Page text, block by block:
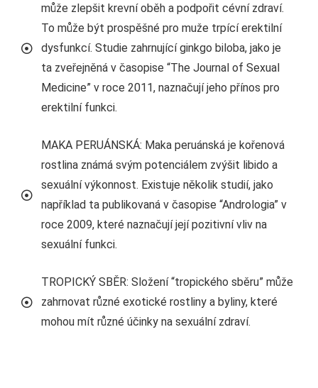
může zlepšit krevní oběh a podpořit cévní zdraví.
To může být prospěšné pro muže trpící erektilní
dysfunkcí. Studie zahrnující ginkgo biloba, jako je
ta zveřejněná v časopise “The Journal of Sexual
Medicine” v roce 2011, naznačují jeho přínos pro
erektilní funkci.
MAKA PERUÁNSKÁ: Maka peruánská je kořenová
rostlina známá svým potenciálem zvýšit libido a
sexuální výkonnost. Existuje několik studií, jako
například ta publikovaná v časopise “Andrologia” v
roce 2009, které naznačují její pozitivní vliv na
sexuální funkci.
TROPICKÝ SBĚR: Složení “tropického sběru” může
zahrnovat různé exotické rostliny a byliny, které
mohou mít různé účinky na sexuální zdraví.